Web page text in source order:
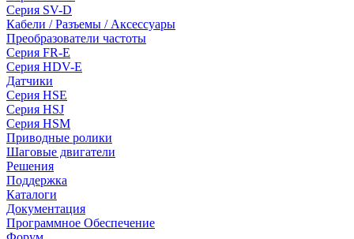
Серия SV-D
Кабели / Разъемы / Аксессуары
Преобразователи частоты
Серия FR-E
Серия HDV-E
Датчики
Серия HSE
Серия HSJ
Серия HSM
Приводные ролики
Шаговые двигатели
Решения
Поддержка
Каталоги
Документация
Программное Обеспечение